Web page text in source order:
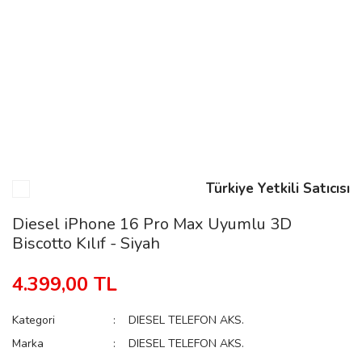
Türkiye Yetkili Satıcısı
Diesel iPhone 16 Pro Max Uyumlu 3D
Biscotto Kılıf - Siyah
4.399,00 TL
Kategori
DIESEL TELEFON AKS.
Marka
DIESEL TELEFON AKS.